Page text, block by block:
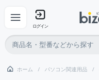
ログイン
ホーム パソコン関連用品